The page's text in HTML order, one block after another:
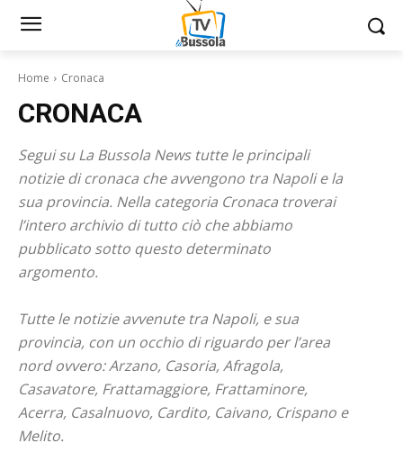
Home Cronaca
CRONACA
Segui su La Bussola News tutte le principali
notizie di cronaca che avvengono tra Napoli e la
sua provincia. Nella categoria Cronaca troverai
l’intero archivio di tutto ciò che abbiamo
pubblicato sotto questo determinato
argomento.
Tutte le notizie avvenute tra Napoli, e sua
provincia, con un occhio di riguardo per l’area
nord ovvero: Arzano, Casoria, Afragola,
Casavatore, Frattamaggiore, Frattaminore,
Acerra, Casalnuovo, Cardito, Caivano, Crispano e
Melito.